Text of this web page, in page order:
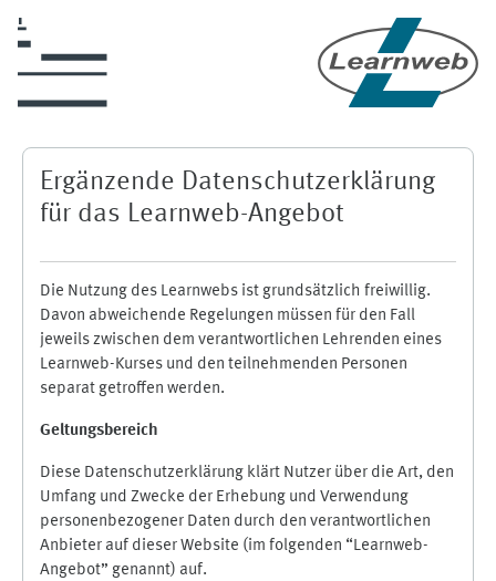
Ergänzende Datenschutzerklärung
für das Learnweb-Angebot
Die Nutzung des Learnwebs ist grundsätzlich freiwillig.
Davon abweichende Regelungen müssen für den Fall
jeweils zwischen dem verantwortlichen Lehrenden eines
Learnweb-Kurses und den teilnehmenden Personen
separat getroffen werden.
Geltungsbereich
Diese Datenschutzerklärung klärt Nutzer über die Art, den
Umfang und Zwecke der Erhebung und Verwendung
personenbezogener Daten durch den verantwortlichen
Anbieter auf dieser Website (im folgenden “Learnweb-
Angebot” genannt) auf.